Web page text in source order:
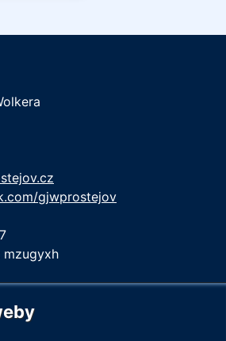
gjwprostejov
mzugyxh